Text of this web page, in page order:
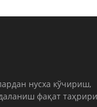
нусха кўчириш,
фақат